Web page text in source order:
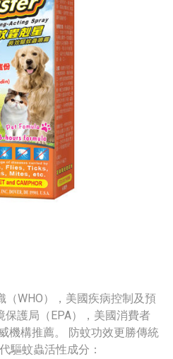
WHO），美國疾病控制及預
保護局（EPA），美國消費者
機構推薦。 防蚊功效更勝傳統
驅蚊蟲活性成分：